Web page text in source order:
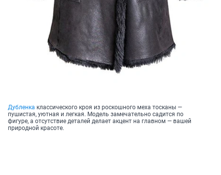
Дубленка классического кроя из роскошного меха тосканы —
пушистая, уютная и легкая. Модель замечательно садится по
фигуре, а отсутствие деталей делает акцент на главном — вашей
природной красоте.